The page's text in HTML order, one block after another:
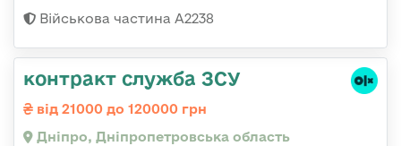
Військова частина А2238
контракт служба ЗСУ
від 21000 до 120000 грн
Дніпро, Дніпропетровська область